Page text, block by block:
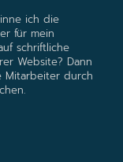
ich die
für mein
schriftliche
Website? Dann
Mitarbeiter durch